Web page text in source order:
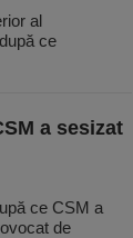
al
ce
a sesizat
ce CSM a
de